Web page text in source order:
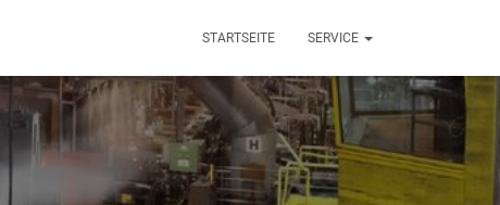
STARTSEITE SERVICE